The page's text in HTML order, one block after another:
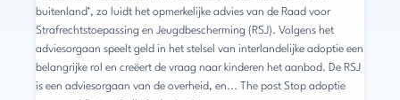
buitenland’, zo luidt het opmerkelijke advies van de Raad voor
Strafrechtstoepassing en Jeugdbescherming (RSJ). Volgens het
adviesorgaan speelt geld in het stelsel van interlandelijke adoptie een
belangrijke rol en creëert de vraag naar kinderen het aanbod. De RSJ
is een adviesorgaan van de overheid, en... The post Stop adoptie